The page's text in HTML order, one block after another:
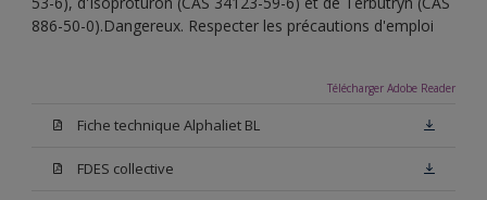
886-50-0).Dangereux. Respecter les précautions d'emploi
Télécharger Adobe Reader
Fiche technique Alphaliet BL
FDES collective